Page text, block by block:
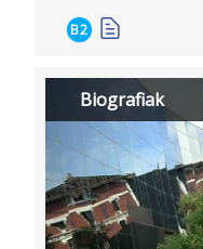
B2
Biografiak